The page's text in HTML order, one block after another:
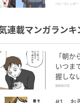
は！？
ベビーカレンダー
連載マンガランキ
「朝か
いつま
握しな
離婚後同居